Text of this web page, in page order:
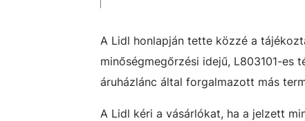
A Lidl honlapján tette közzé a
minőségmegőrzési idejű, L803101-es
áruházlánc által forgalmazott más
A Lidl kéri a vásárlókat, ha a jelzett